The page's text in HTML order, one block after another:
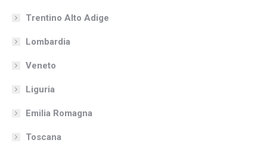
Trentino Alto Adige
Lombardia
Veneto
Liguria
Emilia Romagna
Toscana